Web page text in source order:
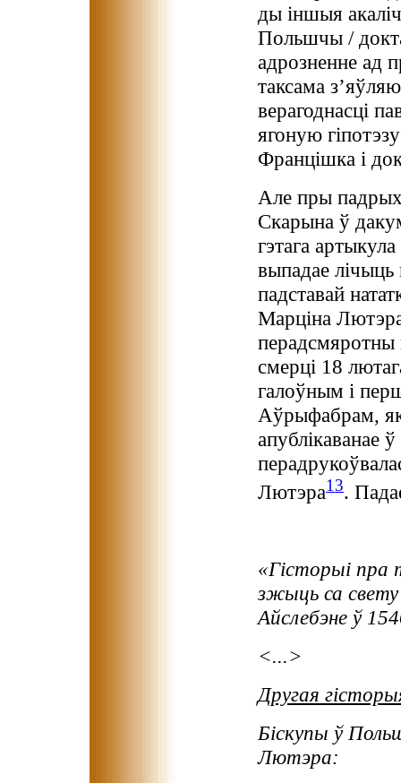
ды іншыя
Польшчы /
адрозненне ад
таксама
верагоднасці
ягоную
Францішка і
Але пры
Скарына ў
гэтага
выпадае лічыць
падставай
Марціна
перадсмяротны
смерці 18
галоўным і
Аўрыфабрам,
апублікаванае
Лютэра13.
«Гісторыі пра
зжыць са свету
Айслебэне ў
<...>
Другая
Біскупы ў
Лютэра: